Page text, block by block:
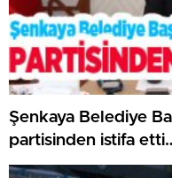
Şenkaya Belediye
partisinden istifa